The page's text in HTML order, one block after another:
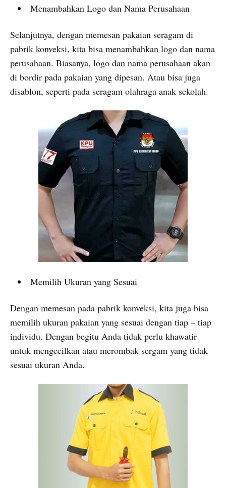
Menambahkan Logo dan Nama Perusahaan
Selanjutnya, dengan memesan pakaian seragam di
pabrik konveksi, kita bisa menambahkan logo dan nama
perusahaan. Biasanya, logo dan nama perusahaan akan
di bordir pada pakaian yang dipesan. Atau bisa juga
disablon, seperti pada seragam olahraga anak sekolah.
Memilih Ukuran yang Sesuai
Dengan memesan pada pabrik konveksi, kita juga bisa
memilih ukuran pakaian yang sesuai dengan tiap – tiap
individu. Dengan begitu Anda tidak perlu khawatir
untuk mengecilkan atau merombak sergam yang tidak
sesuai ukuran Anda.